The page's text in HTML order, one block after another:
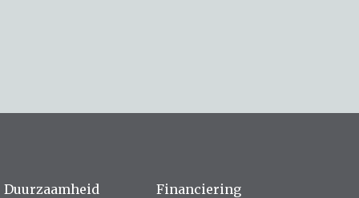
Duurzaamheid
Financiering